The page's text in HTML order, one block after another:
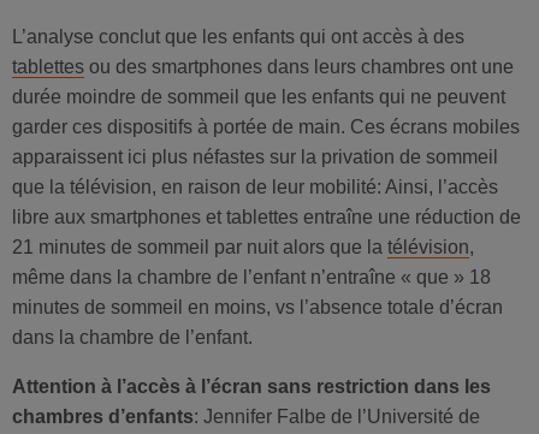
L’analyse conclut que les enfants qui ont accès à des
tablettes ou des smartphones dans leurs chambres ont une
durée moindre de sommeil que les enfants qui ne peuvent
garder ces dispositifs à portée de main. Ces écrans mobiles
apparaissent ici plus néfastes sur la privation de sommeil
que la télévision, en raison de leur mobilité: Ainsi, l’accès
libre aux smartphones et tablettes entraîne une réduction de
21 minutes de sommeil par nuit alors que la télévision,
même dans la chambre de l’enfant n’entraîne « que » 18
minutes de sommeil en moins, vs l’absence totale d’écran
dans la chambre de l’enfant.
Attention à l’accès à l’écran sans restriction dans les
chambres d’enfants: Jennifer Falbe de l’Université de